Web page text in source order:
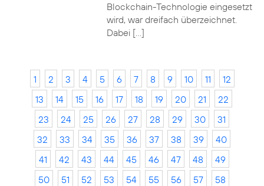
Blockchain-Technologie eingesetzt
wird, war dreifach überzeichnet.
Dabei […]
1 2 3 4 5 6 7 8 9 10 11
12
13
14 15 16 17 18 19 20 21
22
23
24 25 26 27 28 29 30
31
32
33 34 35 36 37 38 39
40
41
42 43 44 45 46 47 48
49
50
51 52 53 54 55 56 57
58